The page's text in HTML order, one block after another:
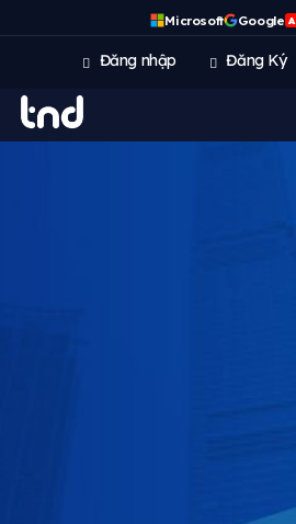
Microsoft Google A
Đăng nhập Đăng Ký